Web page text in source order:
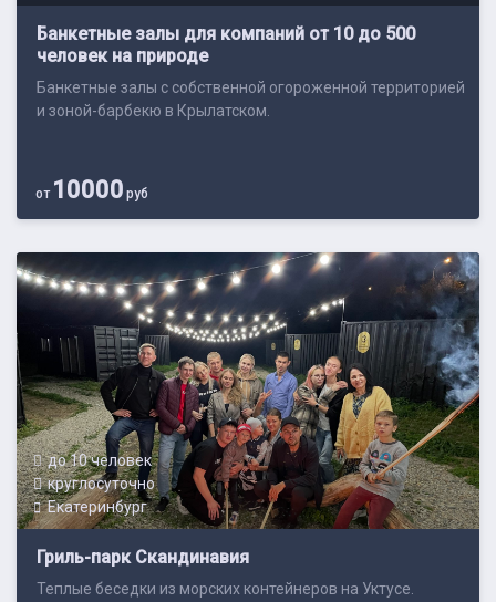
Банкетные залы для компаний от 10 до 500
человек на природе
Банкетные залы с собственной огороженной территорией
и зоной-барбекю в Крылатском.
от 10000 руб
до 10 человек
круглосуточно
Екатеринбург
Гриль-парк Скандинавия
Теплые беседки из морских контейнеров на Уктусе.